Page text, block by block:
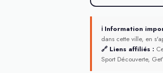
ℹ Information
dans cette ville, en
🔗 Liens affiliés :
Sport Découverte,